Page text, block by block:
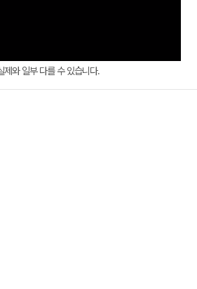
제와 일부 다를 수 있습니다.